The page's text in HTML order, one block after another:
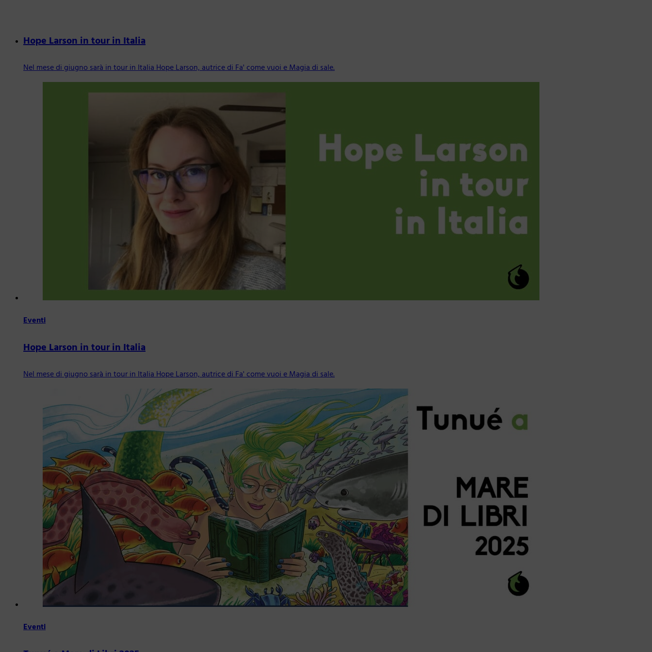
Hope Larson in tour in Italia
Nel mese di giugno sarà in tour in Italia Hope Larson, autrice di Fa' come vuoi e Magia di sale.
Eventi
Hope Larson in tour in Italia
Nel mese di giugno sarà in tour in Italia Hope Larson, autrice di Fa' come vuoi e Magia di sale.
Eventi